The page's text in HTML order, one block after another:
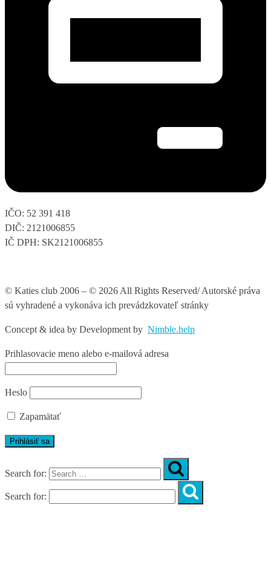
IČO: 52 391 418
DIČ: 2121006855
IČ DPH: SK2121006855
© Katies club 2006 – © 2026 All Rights Reserved/ Autorské práva
sú vyhradené a vykonáva ich prevádzkovateľ stránky
Concept & idea by Development by Nimble.help
Prihlasovacie meno alebo e-mailová adresa
Heslo
Zapamätať
Search for:
Search for: